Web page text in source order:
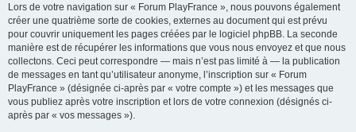
Lors de votre navigation sur « Forum PlayFrance », nous pouvons également
créer une quatrième sorte de cookies, externes au document qui est prévu
pour couvrir uniquement les pages créées par le logiciel phpBB. La seconde
manière est de récupérer les informations que vous nous envoyez et que nous
collectons. Ceci peut correspondre — mais n’est pas limité à — la publication
de messages en tant qu’utilisateur anonyme, l’inscription sur « Forum
PlayFrance » (désignée ci-après par « votre compte ») et les messages que
vous publiez après votre inscription et lors de votre connexion (désignés ci-
après par « vos messages »).